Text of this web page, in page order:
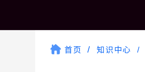
首页 知识中心